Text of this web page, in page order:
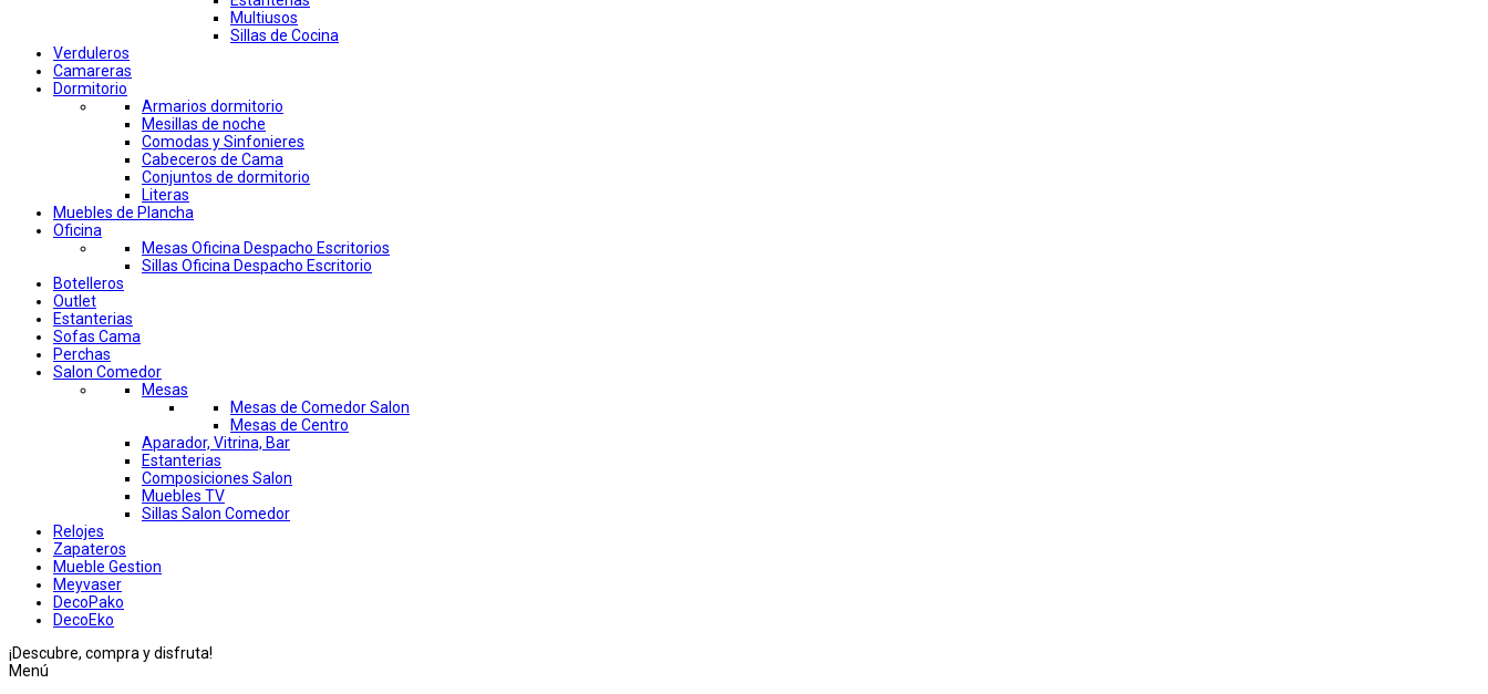
Multiusos
Sillas de Cocina
Verduleros
Camareras
Dormitorio
Armarios dormitorio
Mesillas de noche
Comodas y Sinfonieres
Cabeceros de Cama
Conjuntos de dormitorio
Literas
Muebles de Plancha
Oficina
Mesas Oficina Despacho Escritorios
Sillas Oficina Despacho Escritorio
Botelleros
Outlet
Estanterias
Sofas Cama
Perchas
Salon Comedor
Mesas
Mesas de Comedor Salon
Mesas de Centro
Aparador, Vitrina, Bar
Estanterias
Composiciones Salon
Muebles TV
Sillas Salon Comedor
Relojes
Zapateros
Mueble Gestion
Meyvaser
DecoPako
DecoEko
¡Descubre, compra y disfruta!
Menú